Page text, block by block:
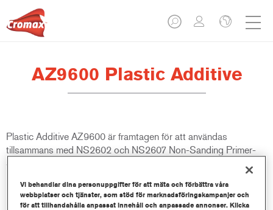
AZ9600 Plastic Additive
Plastic Additive AZ9600 är framtagen för att användas
tillsammans med NS2602 och NS2607 Non-Sanding Primer-
Surfacers.
Produktfunktioner
Vi behandlar dina personuppgifter för att mäta och förbättra våra
webbplatser och tjänster, som stöd för marknadsföringskampanjer och
för att tillhandahålla anpassat innehåll och anpassade annonser. Klicka